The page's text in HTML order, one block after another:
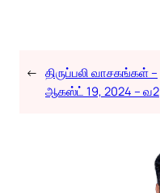
← திருப்பலி வாசகங்கள் –
ஆகஸ்ட் 19, 2024 – வ2